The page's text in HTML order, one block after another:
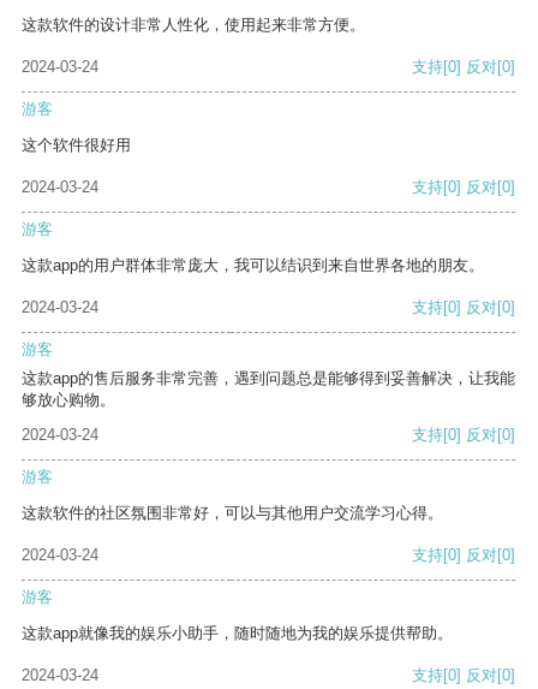
这款软件的设计非常人性化，使用起来非常方便。
2024-03-24 支持[0] 反对[0]
游客
这个软件很好用
2024-03-24 支持[0] 反对[0]
游客
这款app的用户群体非常庞大，我可以结识到来自世界各地的朋友。
2024-03-24 支持[0] 反对[0]
游客
这款app的售后服务非常完善，遇到问题总是能够得到妥善解决，让我能
够放心购物。
2024-03-24
支持[0] 反对[0]
游客
这款软件的社区氛围非常好，可以与其他用户交流学习心得。
2024-03-24 支持[0] 反对[0]
游客
这款app就像我的娱乐小助手，随时随地为我的娱乐提供帮助。
2024-03-24 支持[0] 反对[0]